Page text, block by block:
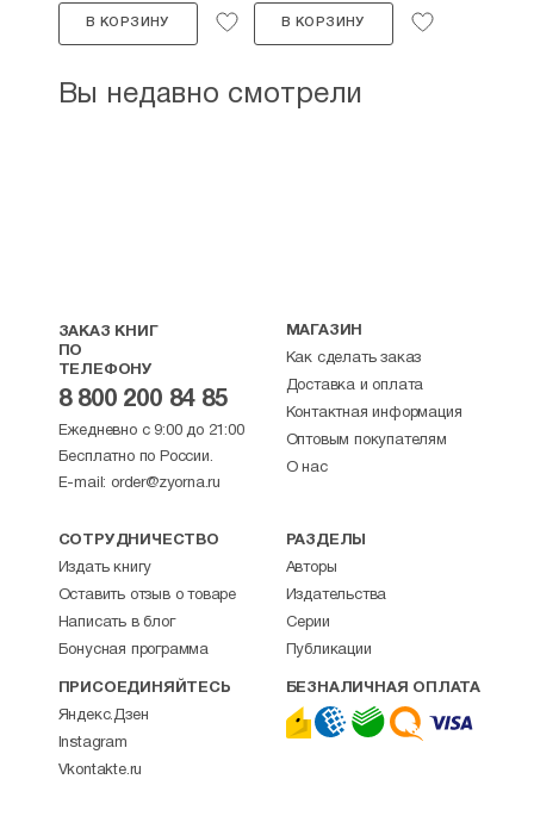
В КОРЗИНУ В КОРЗИНУ
Вы недавно смотрели
ЗАКАЗ КНИГ
ПО
ТЕЛЕФОНУ
8 800 200 84 85
Ежедневно с 9:00 до 21:00
Бесплатно по России.
E-mail: order@zyorna.ru
МАГАЗИН
Как сделать заказ
Доставка и оплата
Контактная информация
Оптовым покупателям
О нас
СОТРУДНИЧЕСТВО
Издать книгу
Оставить отзыв о товаре
Написать в блог
Бонусная программа
РАЗДЕЛЫ
Авторы
Издательства
Серии
Публикации
ПРИСОЕДИНЯЙТЕСЬ
Яндекс.Дзен
Instagram
Vkontakte.ru
БЕЗНАЛИЧНАЯ ОПЛАТА